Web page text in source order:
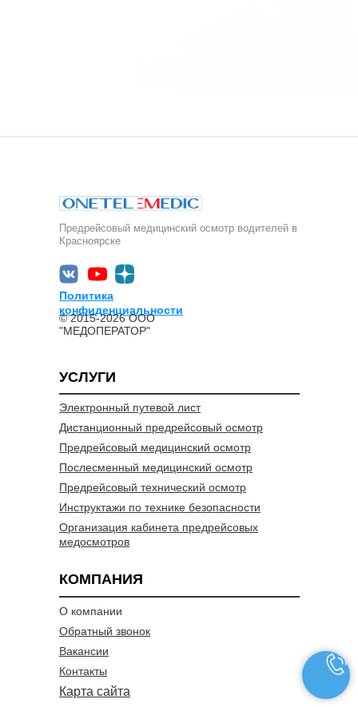
УСЛУГИ
Электронный путевой лист
Дистанционный предрейсовый осмотр
Предрейсовый медицинский осмотр
Послесменный медицинский осмотр
Предрейсовый технический осмотр
Инструктажи по технике безопасности
Организация кабинета предрейсовых
медосмотров
КОМПАНИЯ
О компании
Обратный звонок
Вакансии
Контакты
Карта сайта
Предрейсовый медицинский осмотр водителей в
Красноярске
Политика
конфиденциальности
© 2015-2026 ООО
"МЕДОПЕРАТОР"